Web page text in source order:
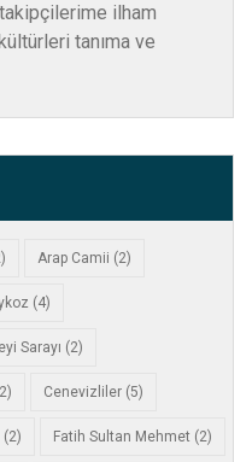
ilham
tanıma ve
Arap Camii (2)
(4)
Sarayı (2)
Cenevizliler (5)
(2) Fatih Sultan Mehmet (2)